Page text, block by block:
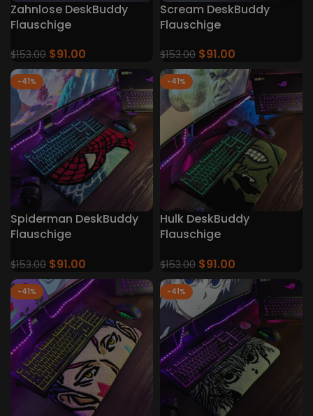
Zahnlose DeskBuddy
Flauschige
$153.00 $91.00
Scream DeskBuddy
Flauschige
$153.00 $91.00
-41%
Spiderman DeskBuddy
Flauschige
$153.00 $91.00
-41%
Hulk DeskBuddy
Flauschige
$153.00 $91.00
-41% -41%